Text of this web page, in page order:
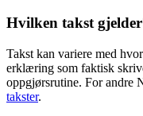
Hvilken takst
Takst kan variere med
erklæring som faktisk
oppgjørsrutine. For andre
takster.